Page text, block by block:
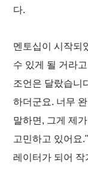
다.
멘토십이 시작되
수 있게 될 거라
조언은 달랐습니
하더군요. 너무
말하면, 그게 제
고민하고 있어요
레이터가 되어